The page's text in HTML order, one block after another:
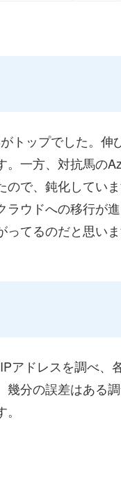
トップでした。
。一方、対抗馬の
で、鈍化していま
ラウドへの移行が
てるのだと思いま
アドレスを調べ
幾分の誤差はある